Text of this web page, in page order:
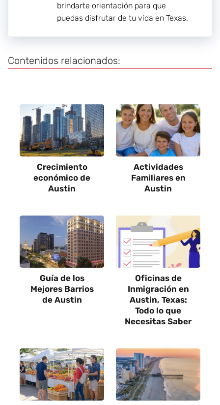
brindarte orientación para que
puedas disfrutar de tu vida en Texas.
Contenidos relacionados:
Crecimiento
económico de
Austin
Actividades
Familiares en
Austin
Guía de los
Mejores Barrios
de Austin
Oficinas de
Inmigración en
Austin, Texas:
Todo lo que
Necesitas Saber